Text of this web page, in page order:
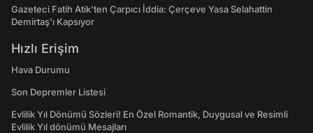
Gazeteci Fatih Atik'ten Çarpıcı İddia: Çerçeve Yasa Selahattin
Demirtaş'ı Kapsıyor
Hızlı Erişim
Hava Durumu
Son Depremler Listesi
Evlilik Yıl Dönümü Sözleri! En Özel Romantik, Duygusal ve Resimli
Evlilik Yıl dönümü Mesajları